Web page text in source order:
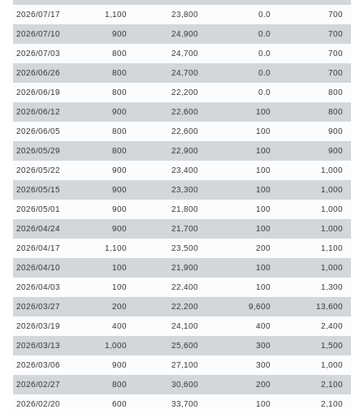
2026/07/17 1,100 23,800 0.0 700
2026/07/10 900 24,900 0.0 700
2026/07/03 800 24,700 0.0 700
2026/06/26 800 24,700 0.0 700
2026/06/19 800 22,200 0.0 800
2026/06/12 900 22,600 100 800
2026/06/05 800 22,600 100 900
2026/05/29 800 22,900 100 900
2026/05/22 900 23,400 100 1,000
2026/05/15 900 23,300 100 1,000
2026/05/01 900 21,800 100 1,000
2026/04/24 900 21,700 100 1,000
2026/04/17 1,100 23,500 200 1,100
2026/04/10 100 21,900 100 1,000
2026/04/03 100 22,400 100 1,300
2026/03/27 200 22,200 9,600 13,600
2026/03/19 400 24,100 400 2,400
2026/03/13 1,000 25,600 300 1,500
2026/03/06 900 27,100 300 1,000
2026/02/27 800 30,600 200 2,100
2026/02/20 600 33,700 100 2,100